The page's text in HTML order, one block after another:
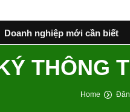
Doanh nghiệp mới cần biết
THÔNG
Home